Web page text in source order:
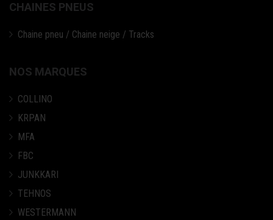
CHAINES PNEUS
Chaine pneu / Chaine neige / Tracks
NOS MARQUES
COLLINO
KRPAN
MFA
FBC
JUNKKARI
TEHNOS
WESTERMANN